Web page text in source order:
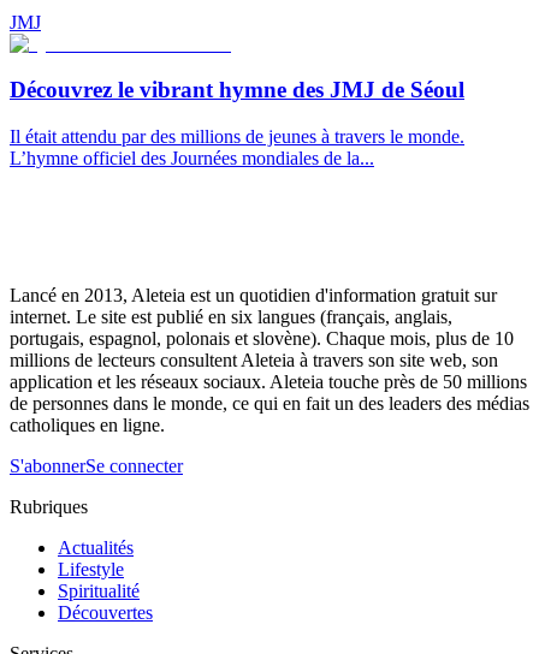
JMJ
Découvrez le vibrant hymne des JMJ de Séoul
Il était attendu par des millions de jeunes à travers le monde.
L’hymne officiel des Journées mondiales de la...
Lancé en 2013, Aleteia est un quotidien d'information gratuit sur
internet. Le site est publié en six langues (français, anglais,
portugais, espagnol, polonais et slovène). Chaque mois, plus de 10
millions de lecteurs consultent Aleteia à travers son site web, son
application et les réseaux sociaux. Aleteia touche près de 50 millions
de personnes dans le monde, ce qui en fait un des leaders des médias
catholiques en ligne.
S'abonnerSe connecter
Rubriques
Actualités
Lifestyle
Spiritualité
Découvertes